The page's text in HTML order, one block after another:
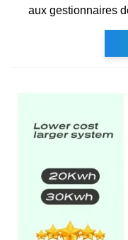
aux gestionnaires